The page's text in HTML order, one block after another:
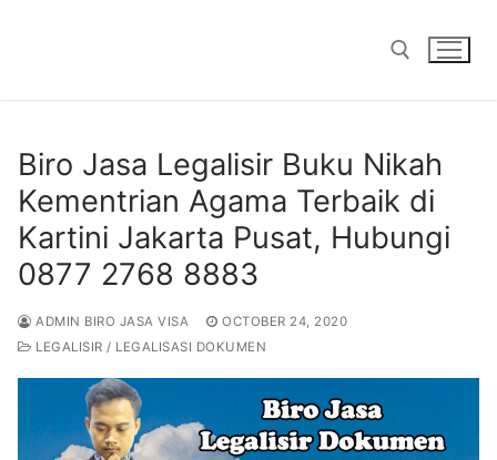
Biro Jasa Legalisir Buku Nikah
Kementrian Agama Terbaik di
Kartini Jakarta Pusat, Hubungi
0877 2768 8883
ADMIN BIRO JASA VISA
OCTOBER 24, 2020
LEGALISIR / LEGALISASI DOKUMEN